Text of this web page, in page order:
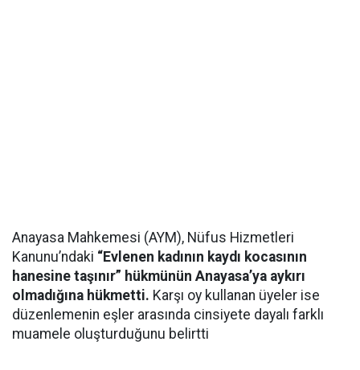
Anayasa Mahkemesi (AYM), Nüfus Hizmetleri
Kanunu’ndaki “Evlenen kadının kaydı kocasının
hanesine taşınır” hükmünün Anayasa’ya aykırı
olmadığına hükmetti. Karşı oy kullanan üyeler ise
düzenlemenin eşler arasında cinsiyete dayalı farklı
muamele oluşturduğunu belirtti